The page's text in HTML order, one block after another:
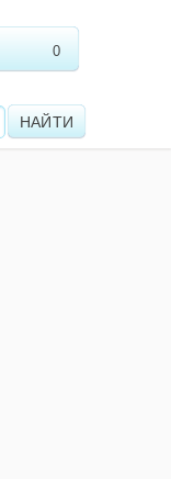
0
НАЙТИ